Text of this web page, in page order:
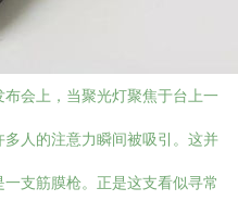
会上，当聚光灯聚焦于台上一
人的注意力瞬间被吸引。这并
支筋膜枪。正是这支看似寻常